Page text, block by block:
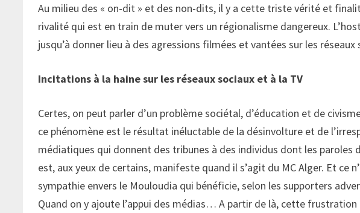
Au milieu des « on-dit » et des non-dits, il y a cette triste vérité et
rivalité qui est en train de muter vers un régionalisme dangereux.
jusqu’à donner lieu à des agressions filmées et vantées sur les réseaux
Incitations à la haine sur les réseaux sociaux et à la TV
Certes, on peut parler d’un problème sociétal, d’éducation et de
ce phénomène est le résultat inéluctable de la désinvolture et de
médiatiques qui donnent des tribunes à des individus dont les paroles
est, aux yeux de certains, manifeste quand il s’agit du MC Alger. Et ce
sympathie envers le Mouloudia qui bénéficie, selon les supporters
Quand on y ajoute l’appui des médias… A partir de là, cette